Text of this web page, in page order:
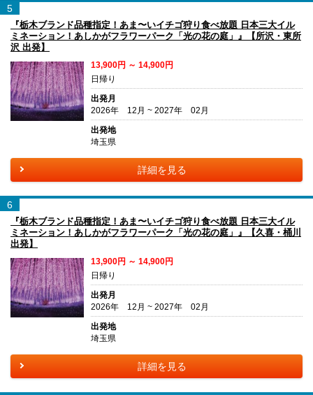
5
『栃木ブランド品種指定！あま〜いイチゴ狩り食べ放題 日本三大イル
ミネーション！あしかがフラワーパーク「光の花の庭」』【所沢・東所
沢 出発】
13,900円 ～ 14,900円
日帰り
出発月
2026年 12月 ~ 2027年 02月
出発地
埼玉県
詳細を見る
6
『栃木ブランド品種指定！あま〜いイチゴ狩り食べ放題 日本三大イル
ミネーション！あしかがフラワーパーク「光の花の庭」』【久喜・桶川
出発】
13,900円 ～ 14,900円
日帰り
出発月
2026年 12月 ~ 2027年 02月
出発地
埼玉県
詳細を見る